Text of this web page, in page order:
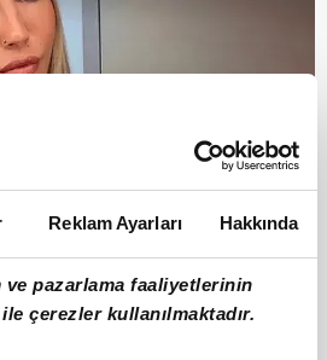
Reklam Ayarları Hakkında
pazarlama faaliyetlerinin
çerezler kullanılmaktadır.
rağmen podyumlarda
manken bu paylaşımıyla